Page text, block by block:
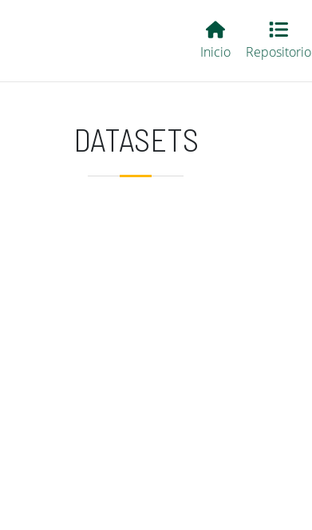
Main EvALL
Inicio Repositorio
DATASETS